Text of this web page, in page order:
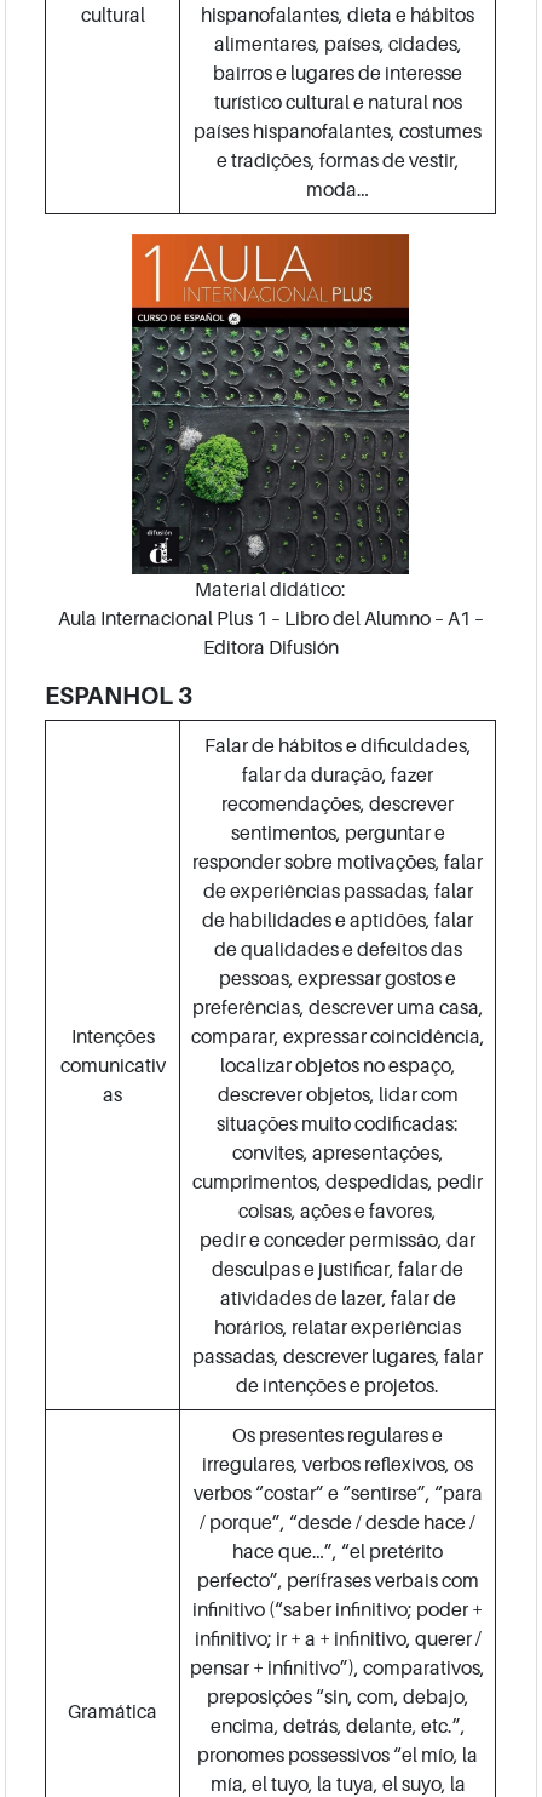
cultural
hispanofalantes, dieta e hábitos
alimentares, países, cidades,
bairros e lugares de interesse
turístico cultural e natural nos
países hispanofalantes, costumes
e tradições, formas de vestir,
moda…
Material didático:
Aula Internacional Plus 1 – Libro del Alumno – A1 –
Editora Difusión
ESPANHOL 3
Intenções
comunicativ
as
Falar de hábitos e dificuldades,
falar da duração, fazer
recomendações, descrever
sentimentos, perguntar e
responder sobre motivações, falar
de experiências passadas, falar
de habilidades e aptidões, falar
de qualidades e defeitos das
pessoas, expressar gostos e
preferências, descrever uma casa,
comparar, expressar coincidência,
localizar objetos no espaço,
descrever objetos, lidar com
situações muito codificadas:
convites, apresentações,
cumprimentos, despedidas, pedir
coisas, ações e favores,
pedir e conceder permissão, dar
desculpas e justificar, falar de
atividades de lazer, falar de
horários, relatar experiências
passadas, descrever lugares, falar
de intenções e projetos.
Gramática
Os presentes regulares e
irregulares, verbos reflexivos, os
verbos “costar” e “sentirse”, “para
/ porque”, “desde / desde hace /
hace que…”, “el pretérito
perfecto”, perífrases verbais com
infinitivo (“saber infinitivo; poder +
infinitivo; ir + a + infinitivo, querer /
pensar + infinitivo”), comparativos,
preposições “sin, com, debajo,
encima, detrás, delante, etc.”,
pronomes possessivos “el mío, la
mía, el tuyo, la tuya, el suyo, la